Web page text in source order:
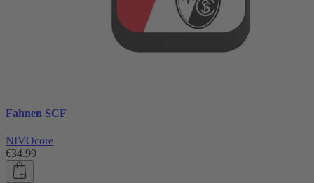
Fahnen SCF
NIVOcore
€34.99